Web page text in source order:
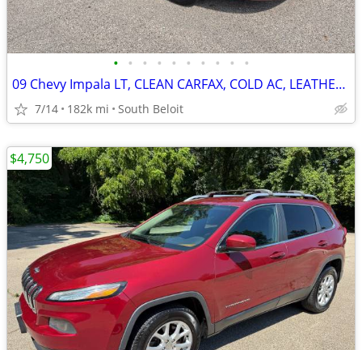
• • • • • • • • • •
09 Chevy Impala LT, CLEAN CARFAX, COLD AC, LEATHER, ALLOY WHEELS, NICE
7/14 182k mi South Beloit
$4,750